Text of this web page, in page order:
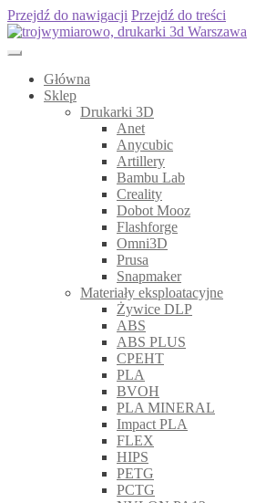
Przejdź do nawigacji Przejdź do treści
Główna
Sklep
Drukarki 3D
Anet
Anycubic
Artillery
Bambu Lab
Creality
Dobot Mooz
Flashforge
Omni3D
Prusa
Snapmaker
Materiały eksploatacyjne
Żywice DLP
ABS
ABS PLUS
CPEHT
PLA
BVOH
PLA MINERAL
Impact PLA
FLEX
HIPS
PETG
PCTG